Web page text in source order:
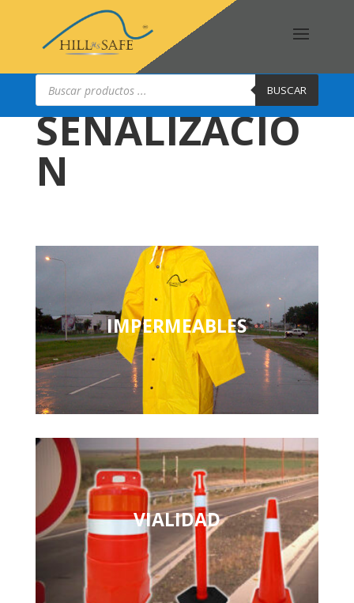
Búsqueda
productos
BUSCAR
SEÑALIZACIÓ
N
IMPERMEABLES
VIALIDAD